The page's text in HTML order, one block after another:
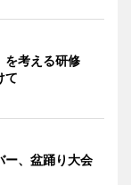
を考える研修
て
ー、盆踊り大会